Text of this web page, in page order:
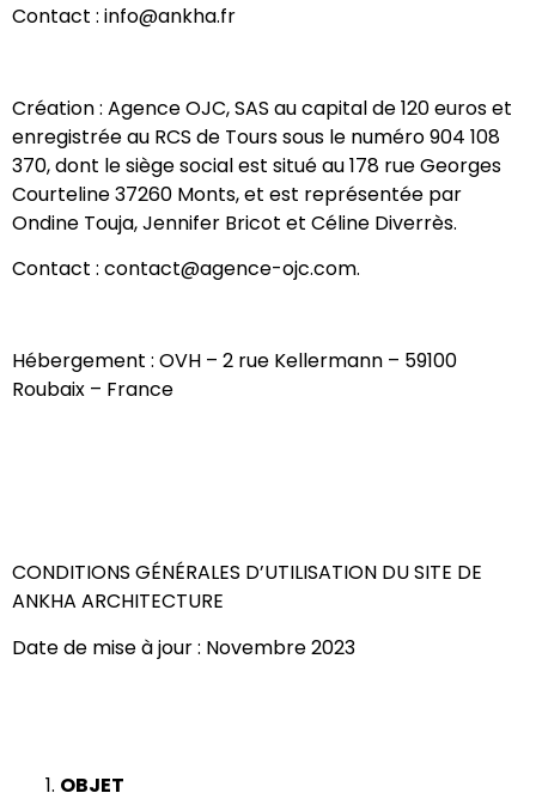
Contact : ​info@ankha.fr
Création : Agence OJC, SAS au capital de 120 euros et
enregistrée au RCS de Tours sous le numéro 904 108
370, dont le siège social est situé au 178 rue Georges
Courteline 37260 Monts, et est représentée par
Ondine Touja, Jennifer Bricot et Céline Diverrès.
Contact : contact@agence-ojc.com.
Hébergement : OVH – 2 rue Kellermann – 59100
Roubaix – France
CONDITIONS GÉNÉRALES D’UTILISATION DU SITE DE
ANKHA ARCHITECTURE
Date de mise à jour : Novembre 2023
OBJET